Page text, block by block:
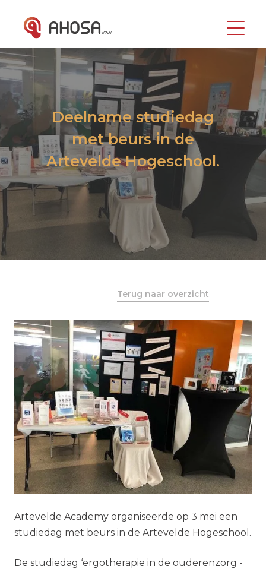
vzw
Deelname studiedag
met beurs in de
Artevelde Hogeschool.
Terug naar overzicht
Artevelde Academy organiseerde op 3 mei een
studiedag met beurs in de Artevelde Hogeschool.
De studiedag ‘ergotherapie in de ouderenzorg -